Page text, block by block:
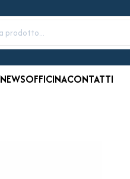
NEWSOFFICINACONTATTI